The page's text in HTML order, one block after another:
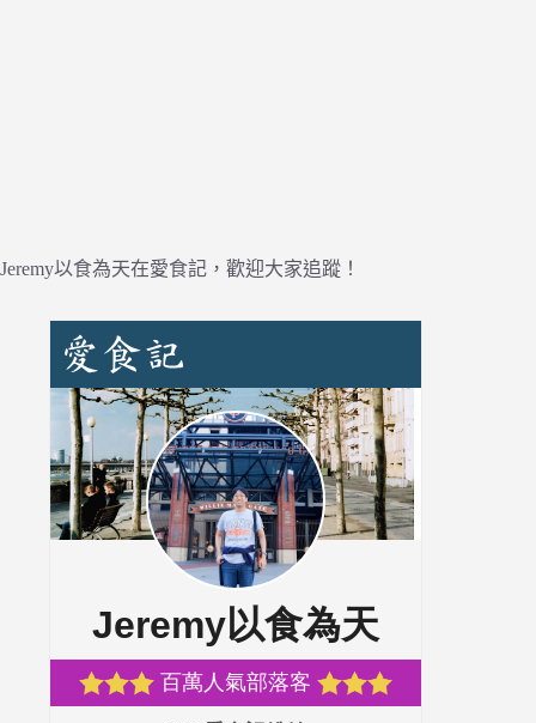
Jeremy以食為天在愛食記，歡迎大家追蹤！